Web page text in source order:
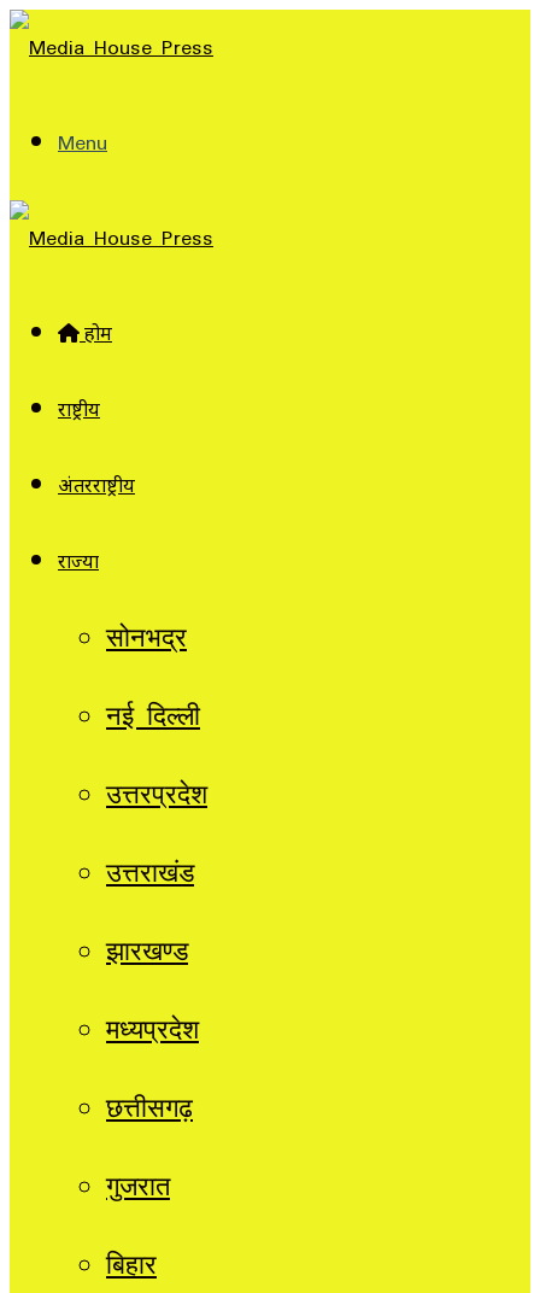
Menu
होम
राष्ट्रीय
अंतरराष्ट्रीय
राज्यों
सोनभद्र
नई दिल्ली
उत्तरप्रदेश
उत्तराखंड
झारखण्ड
मध्यप्रदेश
छत्तीसगढ़
गुजरात
बिहार